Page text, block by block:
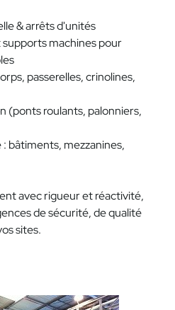
& arrêts d'unités
machines pour
passerelles, crinolines,
(ponts roulants, palonniers,
bâtiments, mezzanines,
avec rigueur et réactivité,
de sécurité, de qualité
sites.